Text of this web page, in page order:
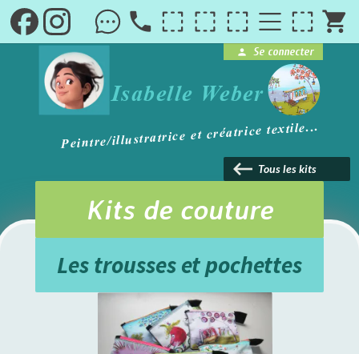
brightness_1
person Se connecter
Isabelle Weber
Peintre/illustratrice et créatrice textile...
Kits de couture
Les trousses et pochettes
Tous les kits
keyboard_backspace
local_phone shopping_cart